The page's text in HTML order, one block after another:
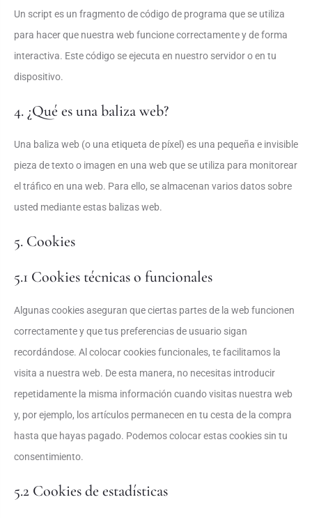
Un script es un fragmento de código de programa que se utiliza
para hacer que nuestra web funcione correctamente y de forma
interactiva. Este código se ejecuta en nuestro servidor o en tu
dispositivo.
4. ¿Qué es una baliza web?
Una baliza web (o una etiqueta de píxel) es una pequeña e invisible
pieza de texto o imagen en una web que se utiliza para monitorear
el tráfico en una web. Para ello, se almacenan varios datos sobre
usted mediante estas balizas web.
5. Cookies
5.1 Cookies técnicas o funcionales
Algunas cookies aseguran que ciertas partes de la web funcionen
correctamente y que tus preferencias de usuario sigan
recordándose. Al colocar cookies funcionales, te facilitamos la
visita a nuestra web. De esta manera, no necesitas introducir
repetidamente la misma información cuando visitas nuestra web
y, por ejemplo, los artículos permanecen en tu cesta de la compra
hasta que hayas pagado. Podemos colocar estas cookies sin tu
consentimiento.
5.2 Cookies de estadísticas